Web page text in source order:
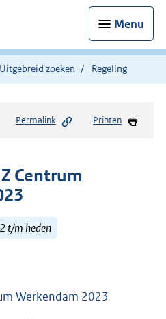
Menu
Uitgebreid zoeken Regeling
Permalink Printen
Centrum
t/m heden
Werkendam 2023